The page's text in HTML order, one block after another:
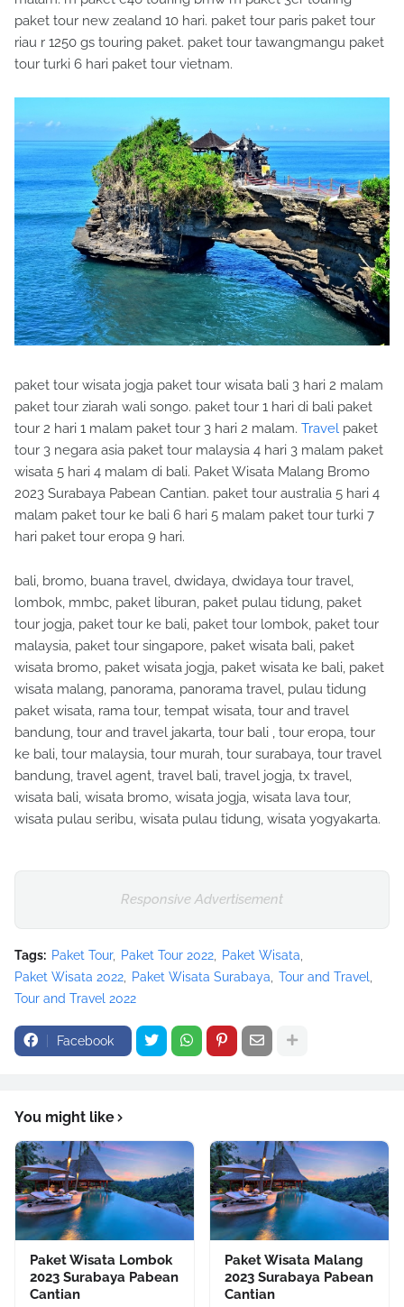
paket tour new zealand 10 hari. paket tour paris paket tour
riau r 1250 gs touring paket. paket tour tawangmangu paket
tour turki 6 hari paket tour vietnam.
paket tour wisata jogja paket tour wisata bali 3 hari 2 malam
paket tour ziarah wali songo. paket tour 1 hari di bali paket
tour 2 hari 1 malam paket tour 3 hari 2 malam. Travel paket
tour 3 negara asia paket tour malaysia 4 hari 3 malam paket
wisata 5 hari 4 malam di bali. Paket Wisata Malang Bromo
2023 Surabaya Pabean Cantian. paket tour australia 5 hari 4
malam paket tour ke bali 6 hari 5 malam paket tour turki 7
hari paket tour eropa 9 hari.
bali, bromo, buana travel, dwidaya, dwidaya tour travel,
lombok, mmbc, paket liburan, paket pulau tidung, paket
tour jogja, paket tour ke bali, paket tour lombok, paket tour
malaysia, paket tour singapore, paket wisata bali, paket
wisata bromo, paket wisata jogja, paket wisata ke bali, paket
wisata malang, panorama, panorama travel, pulau tidung
paket wisata, rama tour, tempat wisata, tour and travel
bandung, tour and travel jakarta, tour bali , tour eropa, tour
ke bali, tour malaysia, tour murah, tour surabaya, tour travel
bandung, travel agent, travel bali, travel jogja, tx travel,
wisata bali, wisata bromo, wisata jogja, wisata lava tour,
wisata pulau seribu, wisata pulau tidung, wisata yogyakarta.
Responsive Advertisement
Tags: Paket Tour Paket Tour 2022
Paket Wisata
Paket Wisata 2022
Paket Wisata Surabaya
Tour and Travel
Tour and Travel 2022
Facebook
You might like
Paket Wisata Lombok
2023 Surabaya Pabean
Cantian
Paket Wisata Malang
2023 Surabaya Pabean
Cantian